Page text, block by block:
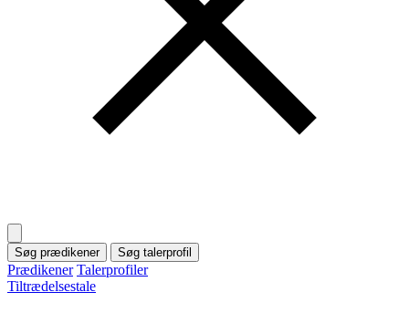
Søg prædikener Søg talerprofil
Prædikener Talerprofiler
Tiltrædelsestale